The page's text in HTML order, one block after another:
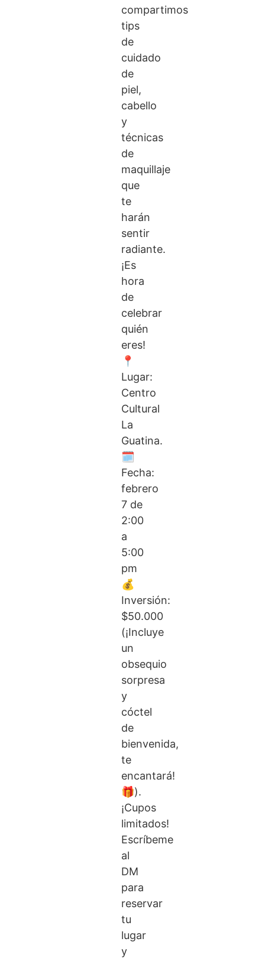
compartimos
tips
de
cuidado
de
piel,
cabello
y
técnicas
de
maquillaje
que
te
harán
sentir
radiante.
¡Es
hora
de
celebrar
quién
eres!
📍
Lugar:
Centro
Cultural
La
Guatina.
🗓️
Fecha:
febrero
7 de
2:00
a
5:00
pm
💰
Inversión:
$50.000
(¡Incluye
un
obsequio
sorpresa
y
cóctel
de
bienvenida,
te
encantará!
🎁).
¡Cupos
limitados!
Escríbeme
al
DM
para
reservar
tu
lugar
y